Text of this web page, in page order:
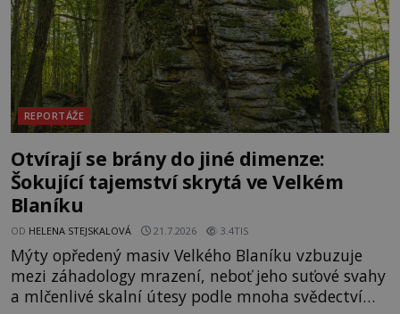
REPORTÁŽE
Otvírají se brány do jiné dimenze:
Šokující tajemství skrytá ve Velkém
Blaníku
OD HELENA STEJSKALOVÁ 21.7.2026 3.4TIS
Mýty opředený masiv Velkého Blaníku vzbuzuje
mezi záhadology mrazení, neboť jeho suťové svahy
a mlčenlivé skalní útesy podle mnoha svědectví